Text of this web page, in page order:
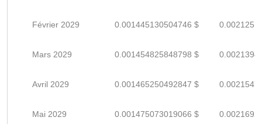
Février 2029 0.001445130504746 $
Mars 2029 0.001454825848798 $
Avril 2029 0.001465250492847 $
Mai 2029 0.001475073019066 $